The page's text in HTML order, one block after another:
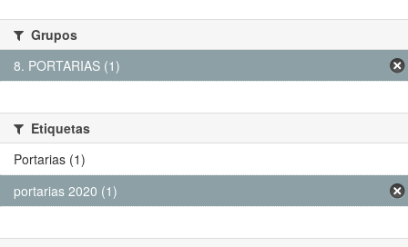
Grupos
8. PORTARIAS (1)
Etiquetas
Portarias (1)
portarias 2020 (1)